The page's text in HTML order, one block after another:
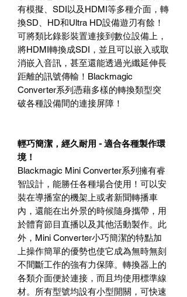
有模擬、 SDI以及 HDMI等多種介面，轉
換SD HD和Ultra HD設備遊刃有餘！
可將類比錄影裝置連接到數位設備上，
將HDMI轉換成SDI ，並且可以嵌入或取
消嵌入音訊，甚至還能透過光纖延伸長
距離的訊號傳輸！ Blackmagic
Converter系列憑藉多樣的轉換類型突
破各種設備間的連接屏障！
輕巧簡潔，經久耐用 - 適合各種製作環
境！
Blackmagic Mini Converter系列擁有睿
智設計，能勝任各種場合使用！可以安
裝在導播室的機架上或者新聞轉播車
內，還能在出外景的時候隨身攜帶，用
於體育節目直播以及其他活動製作。此
外， Mini Converter小巧簡潔的特點加
上操作簡單的優勢也使它成為無時無刻
不間斷工作的強有力保障。轉換器上的
各類介面便於連接，而且均使用標準線
材。所有型號均設有小型開關，可快速